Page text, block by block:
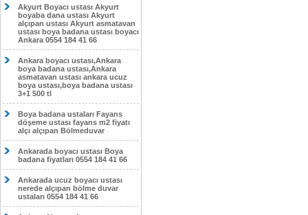
Akyurt Boyacı ustası Akyurt
boyaba dana ustası Akyurt
alçıpan ustası Akyurt asmatavan
ustası boya badana ustası boyacı
Ankara 0554 184 41 66
Ankara boyacı ustası,Ankara
boya badana ustası,Ankara
asmatavan ustası ankara ucuz
boya ustası,boya badana ustası
3+1 500 tl
Boya badana ustaları Fayans
döşeme ustası fayans m2 fiyatı
alçı alçıpan Bölmeduvar
Ankarada boyacı ustası Boya
badana fiyatları 0554 184 41 66
Ankarada ucuz boyacı ustası
nerede alçıpan bölme duvar
ustaları 0554 184 41 66